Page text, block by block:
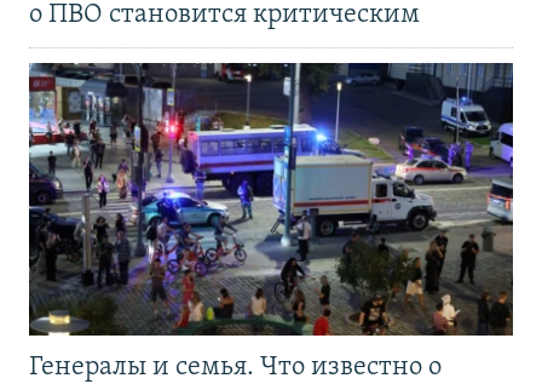
о ПВО становится критическим
Генералы и семья. Что известно о